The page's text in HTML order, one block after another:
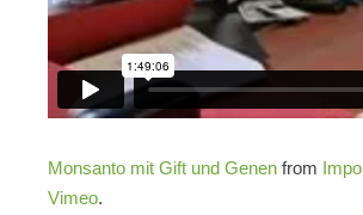
Monsanto mit Gift und Genen from
Vimeo.